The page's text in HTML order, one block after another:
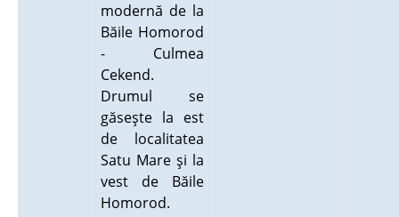
modernă de la
Băile Homorod
- Culmea
Cekend.
Drumul se
găseşte la est
de localitatea
Satu Mare şi la
vest de Băile
Homorod.